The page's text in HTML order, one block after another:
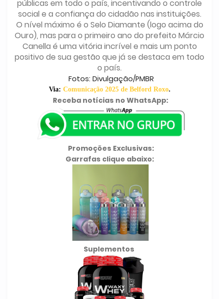
públicas em todo o país, incentivando o controle
social e a confiança do cidadão nas instituições.
O nível máximo é o Selo Diamante (logo acima do
Ouro), mas para o primeiro ano do prefeito Márcio
Canella é uma vitória incrível e mais um ponto
positivo de sua gestão que já se destaca em todo
o país.
Fotos: Divulgação/PMBR
Via: Comunicação 2025 de Belford Roxo.
Receba notícias no WhatsApp:
Promoções Exclusivas:
Garrafas clique abaixo:
Suplementos